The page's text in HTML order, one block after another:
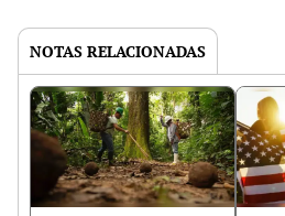
NOTAS RELACIONADAS